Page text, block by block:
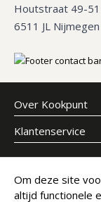
Houtstraat 49-51
6511 JL Nijmegen
Over Kookpunt
Klantenservice
Meld je aan voor
E-mailadres
Om deze site
altijd functionele